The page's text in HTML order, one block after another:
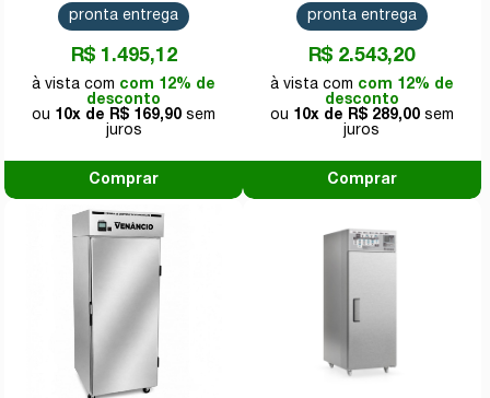
R$ 1.495,12
com 12% de
desconto
10x de
R$ 169,90
pronta entrega
Comprar
R$ 2.543,20
com 12% de
desconto
10x de
R$ 289,00
pronta entrega
Comprar